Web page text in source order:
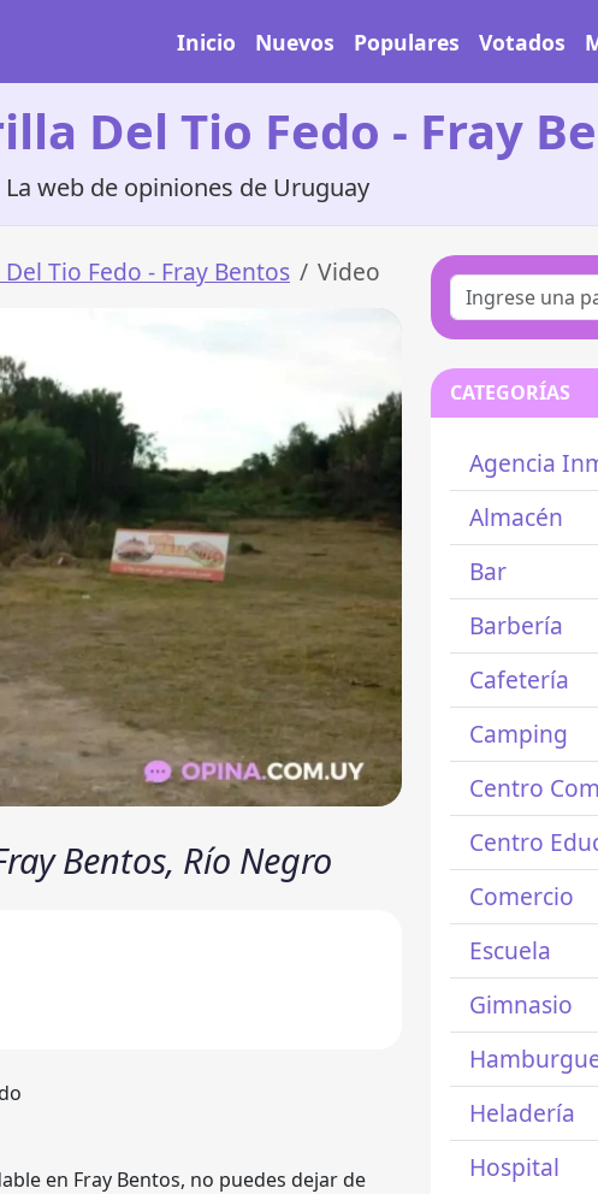
Inicio Nuevos Populares Votados
Del Tio Fedo - Fray
La web de opiniones de Uruguay
Tio Fedo - Fray Bentos Video
Bentos, Río Negro
en Fray Bentos, no puedes dejar de
CATEGORÍAS
Agencia
Almacén
Bar
Barbería
Cafetería
Camping
Centro
Centro
Comercio
Escuela
Gimnasio
Heladería
Hospital